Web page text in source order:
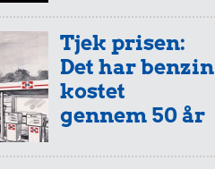
Tjek prisen:
Det har benzin
kostet
gennem 50 år